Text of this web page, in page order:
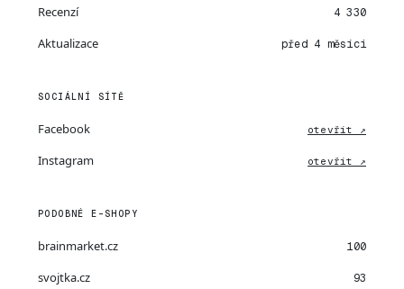
Recenzí 4 330
Aktualizace před 4 měsíci
SOCIÁLNÍ SÍTĚ
Facebook otevřít ↗
Instagram otevřít ↗
PODOBNÉ E-SHOPY
brainmarket.cz 100
svojtka.cz 93